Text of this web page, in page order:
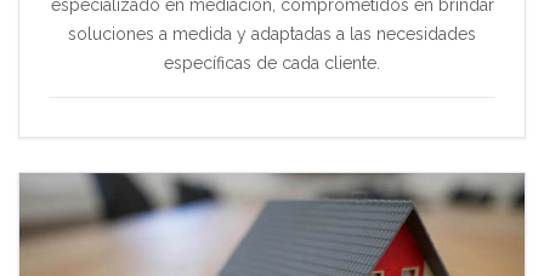
especializado en mediación, comprometidos en brindar
soluciones a medida y adaptadas a las necesidades
específicas de cada cliente.